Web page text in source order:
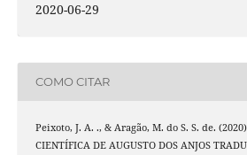
2020-06-29
COMO CITAR
Peixoto, J. A. ., & Aragão, M. do S. S. de.
CIENTÍFICA DE AUGUSTO DOS ANJOS